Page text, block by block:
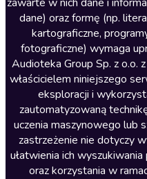
Literatura piękna polska
Nagrania relaksacyjne
Nauka języków
Nauki humanistyczne
Podcasty i audycje
Polityka
Prasa
dane) oraz formę (np.
kartograficzne,
fotograficzne) wymaga
Audioteka Group Sp. z o.o.
właścicielem niniejszego
eksploracji i
zautomatyzowaną
uczenia maszynowego lub
zastrzeżenie nie dotyczy
ułatwienia ich
oraz korzystania w